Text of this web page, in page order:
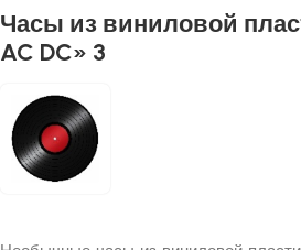
Часы из виниловой
AC DC» 3